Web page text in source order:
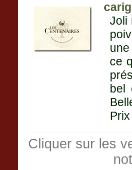
Joli
ce
bel
Cliquer sur les